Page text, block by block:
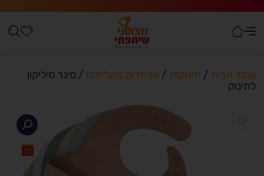
עמוד הבית / תינוקות / אביזרים משלימים / סינר סיליקון
לתינוק